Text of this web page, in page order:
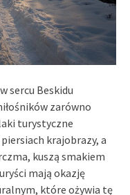
sercu Beskidu
zarówno
turystyczne
krajobrazy, a
kuszą smakiem
mają okazję
które ożywia tę